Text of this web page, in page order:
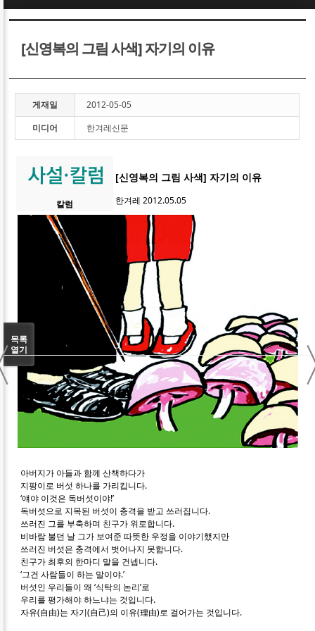
[신영복의 그림 사색] 자기의 이유
게재일
2012-05-05
미디어
한겨레신문
칼럼
[신영복의 그림 사색] 자기의 이유
한겨레 2012.05.05
아버지가 아들과 함께 산책하다가
지팡이로 버섯 하나를 가리킵니다.
‘얘야 이것은 독버섯이야!’
독버섯으로 지목된 버섯이 충격을 받고 쓰러집니다.
쓰러진 그를 부축하며 친구가 위로합니다.
비바람 불던 날 그가 보여준 따뜻한 우정을 이야기했지만
쓰러진 버섯은 충격에서 벗어나지 못합니다.
친구가 최후의 한마디 말을 건넵니다.
‘그건 사람들이 하는 말이야.’
버섯인 우리들이 왜 ‘식탁의 논리’로
우리를 평가해야 하느냐는 것입니다.
자유(自由)는 자기(自己)의 이유(理由)로 걸어가는 것입니다.
목록
열기
Sketchbook5, 스케치북5
Sketchbook5, 스케치북5
Sketchbook5, 스케치북5
Sketchbook5, 스케치북5